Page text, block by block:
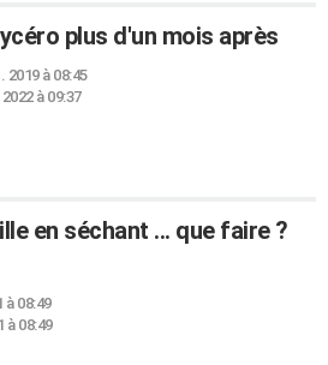
plus d'un mois après
2019 à 08:45
à 09:37
en séchant ... que faire ?
à 08:49
à 08:49